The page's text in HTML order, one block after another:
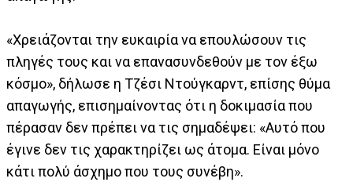
«Χρειάζονται την ευκαιρία να επουλώσουν τις
πληγές τους και να επανασυνδεθούν με τον έξω
κόσμο», δήλωσε η Τζέσι Ντούγκαρντ, επίσης θύμα
απαγωγής, επισημαίνοντας ότι η δοκιμασία που
πέρασαν δεν πρέπει να τις σημαδέψει: «Αυτό που
έγινε δεν τις χαρακτηρίζει ως άτομα. Είναι μόνο
κάτι πολύ άσχημο που τους συνέβη».